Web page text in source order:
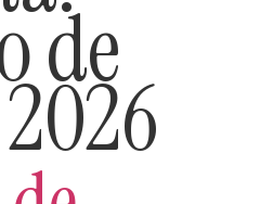
de